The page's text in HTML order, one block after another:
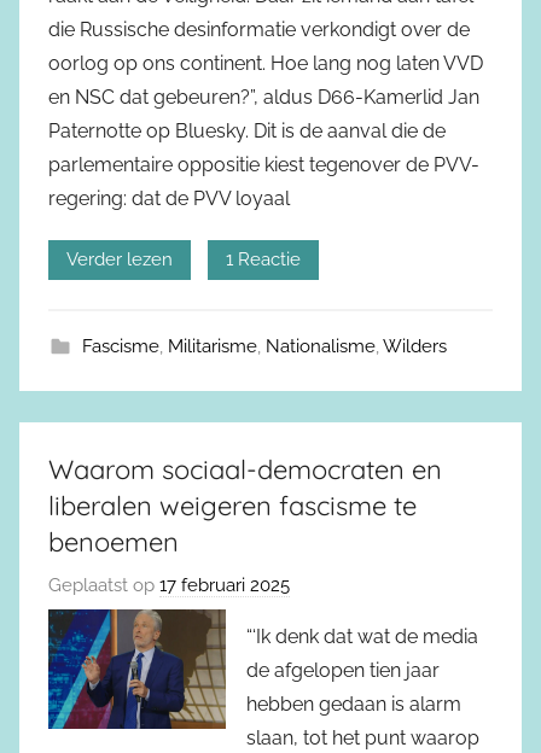
die Russische desinformatie verkondigt over de
oorlog op ons continent. Hoe lang nog laten VVD
en NSC dat gebeuren?”, aldus D66-Kamerlid Jan
Paternotte op Bluesky. Dit is de aanval die de
parlementaire oppositie kiest tegenover de PVV-
regering: dat de PVV loyaal
Verder lezen 1 Reactie
Fascisme, Militarisme, Nationalisme,Wilders
Waarom sociaal-democraten en
liberalen weigeren fascisme te
benoemen
Geplaatst op 17 februari 2025
“‘Ik denk dat wat de media
de afgelopen tien jaar
hebben gedaan is alarm
slaan, tot het punt waarop